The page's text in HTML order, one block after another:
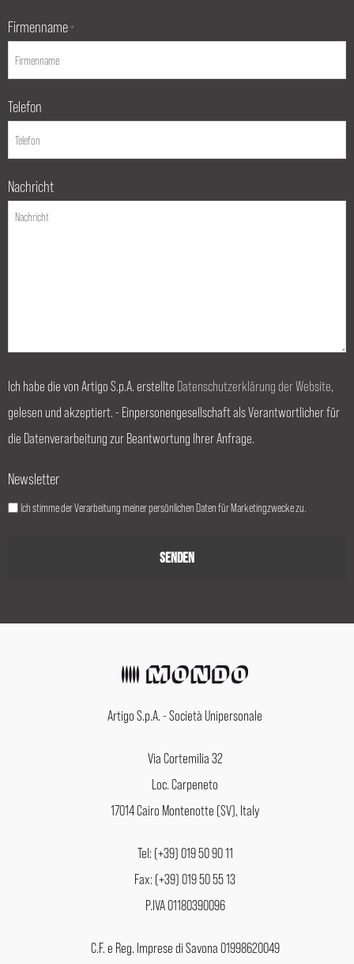
Firmenname *
Telefon
Nachricht
Ich habe die von Artigo S.p.A. erstellte Datenschutzerklärung der Website,
gelesen und akzeptiert. - Einpersonengesellschaft als Verantwortlicher für
die Datenverarbeitung zur Beantwortung Ihrer Anfrage.
Newsletter
Ich stimme der Verarbeitung meiner persönlichen Daten für Marketingzwecke zu.
Artigo S.p.A. - Società Unipersonale
Via Cortemilia 32
Loc. Carpeneto
17014 Cairo Montenotte (SV), Italy
Tel: (+39) 019 50 90 11
Fax: (+39) 019 50 55 13
P.IVA 01180390096
C.F. e Reg. Imprese di Savona 01998620049